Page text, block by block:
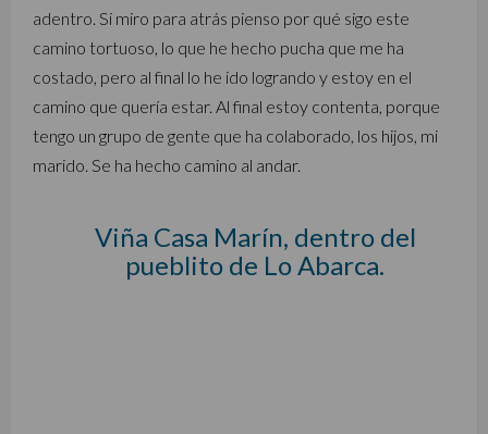
adentro. Si miro para atrás pienso por qué sigo este
camino tortuoso, lo que he hecho pucha que me ha
costado, pero al final lo he ido logrando y estoy en el
camino que quería estar. Al final estoy contenta, porque
tengo un grupo de gente que ha colaborado, los hijos, mi
marido. Se ha hecho camino al andar.
Viña Casa Marín, dentro del
pueblito de Lo Abarca.